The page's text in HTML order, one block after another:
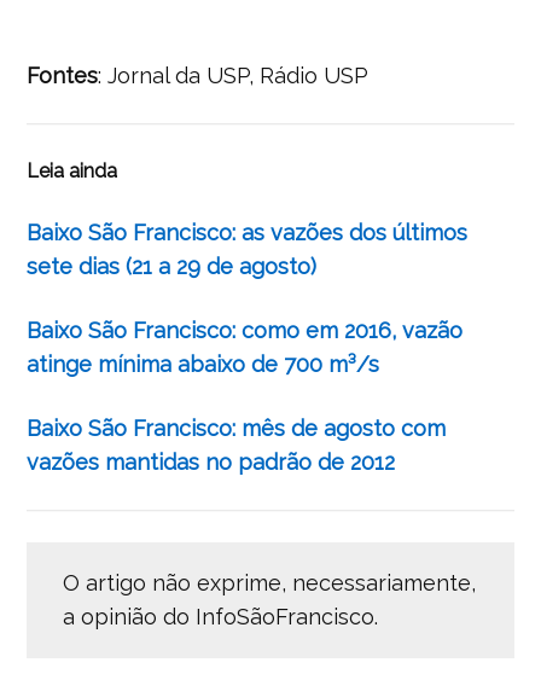
Fontes: Jornal da USP, Rádio USP
Leia ainda
Baixo São Francisco: as vazões dos últimos
sete dias (21 a 29 de agosto)
Baixo São Francisco: como em 2016, vazão
atinge mínima abaixo de 700 m³/s
Baixo São Francisco: mês de agosto com
vazões mantidas no padrão de 2012
O artigo não exprime, necessariamente,
a opinião do InfoSãoFrancisco.